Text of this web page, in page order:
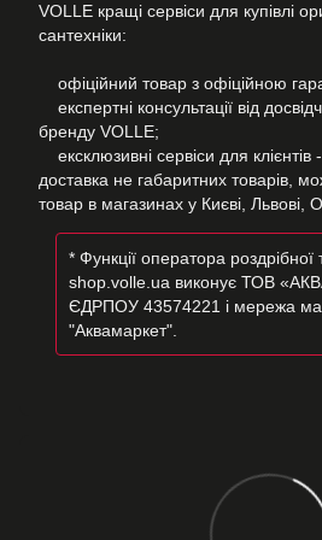
VOLLE кращі сервіси для купівлі
сантехніки:
офіційний товар з офіційною
експертні консультації від
бренду VOLLE;
ексклюзивні сервіси для
доставка не габаритних товарів,
товар в магазинах у Києві, Львові,
* Функції оператора роздрібної
shop.volle.ua виконує ТОВ
ЄДРПОУ 43574221 і мережа
"Аквамаркет".